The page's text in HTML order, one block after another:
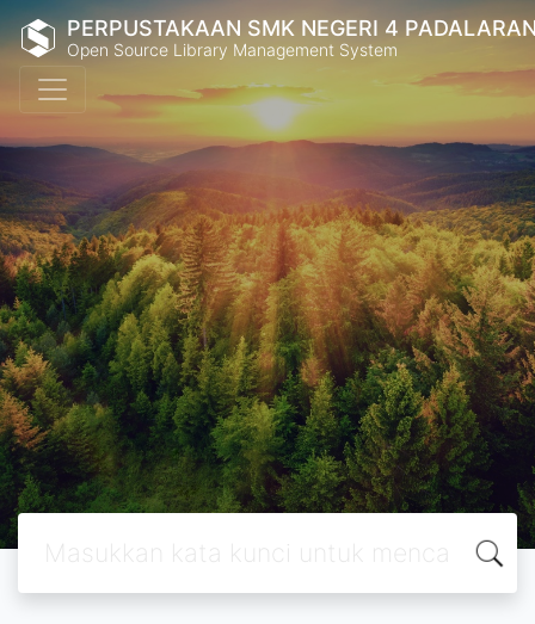
PERPUSTAKAAN SMK NEGERI 4
Open Source Library Management System